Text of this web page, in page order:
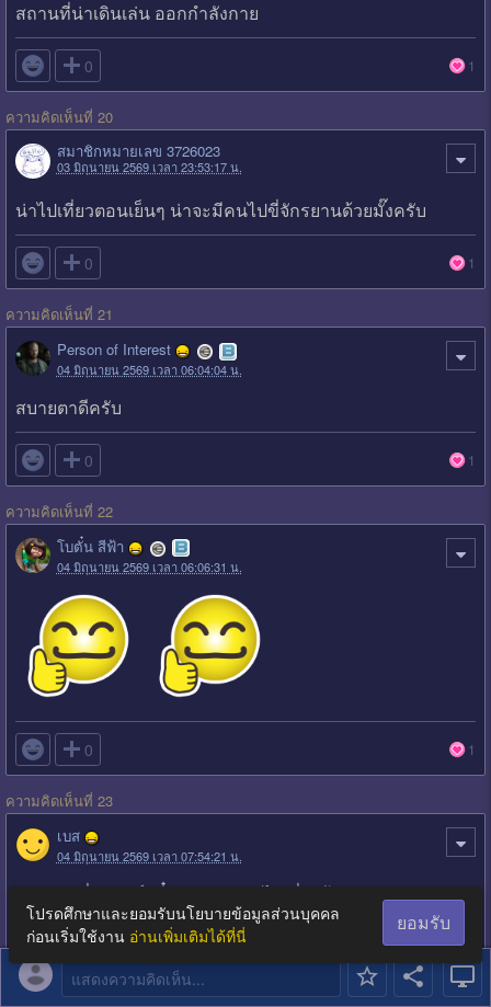
สถานที่น่าเดินเล่น ออกกำลังกาย
 0 1
ความคิดเห็นที่ 20
สมาชิกหมายเลข 3726023
03 มิถุนายน 2569 เวลา 23:53:17 น.
น่าไปเที่ยวตอนเย็นๆ น่าจะมีคนไปขี่จักรยานด้วยมั๊งครับ
 0 1
ความคิดเห็นที่ 21
Person of Interest
04 มิถุนายน 2569 เวลา 06:04:04 น.
สบายตาดีครับ
 0 1
ความคิดเห็นที่ 22
โบตั๋น สีฟ้า
04 มิถุนายน 2569 เวลา 06:06:31 น.
 0 1
ความคิดเห็นที่ 23
เบส
04 มิถุนายน 2569 เวลา 07:54:21 น.
ขอบคุณที่มาแชร์ เดี๋ยวจะหาเวลาไปเที่ยวบ้าง
0 1
แสดงความคิดเห็น...
โปรดศึกษาและยอมรับนโยบายข้อมูลส่วนบุคคล
ก่อนเริ่มใช้งาน อ่านเพิ่มเติมได้ที่นี่
ยอมรับ